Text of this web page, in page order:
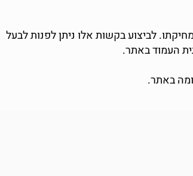
לביצוע בקשות אלו ניתן לפנות לבעל
העמוד באתר.
באתר.